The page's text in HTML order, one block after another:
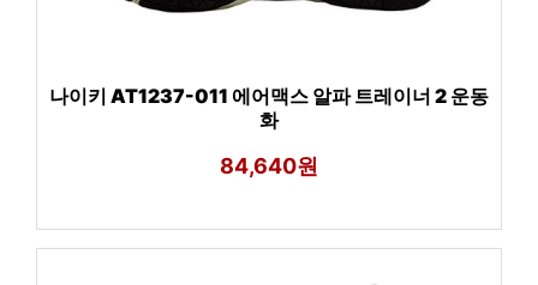
나이키 AT1237-011 에어맥스 알파 트레이너 2 운동
화
84,640원